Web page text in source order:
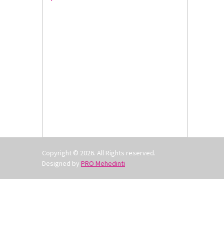
Copyright © 2026. All Rights reserved.
Designed by PRO Mehedinti